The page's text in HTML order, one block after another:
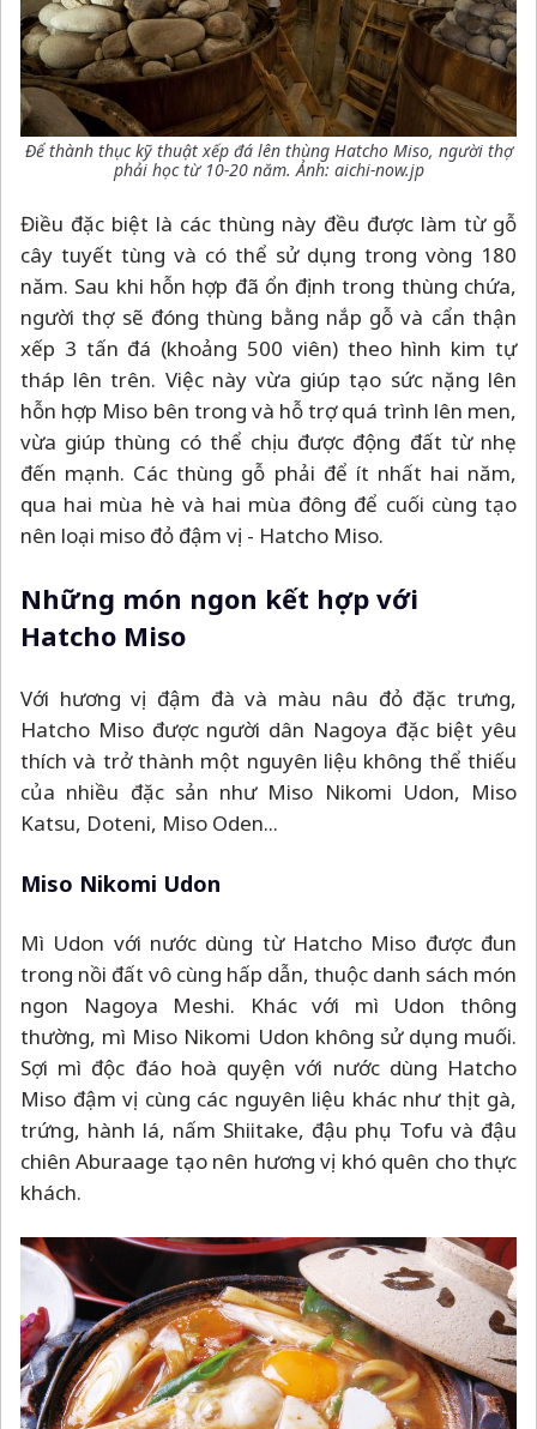
Để thành thục kỹ thuật xếp đá lên thùng Hatcho Miso, người thợ
phải học từ 10-20 năm. Ảnh: aichi-now.jp
Điều đặc biệt là các thùng này đều được làm từ gỗ
cây tuyết tùng và có thể sử dụng trong vòng 180
năm. Sau khi hỗn hợp đã ổn định trong thùng chứa,
người thợ sẽ đóng thùng bằng nắp gỗ và cẩn thận
xếp 3 tấn đá (khoảng 500 viên) theo hình kim tự
tháp lên trên. Việc này vừa giúp tạo sức nặng lên
hỗn hợp Miso bên trong và hỗ trợ quá trình lên men,
vừa giúp thùng có thể chịu được động đất từ nhẹ
đến mạnh. Các thùng gỗ phải để ít nhất hai năm,
qua hai mùa hè và hai mùa đông để cuối cùng tạo
nên loại miso đỏ đậm vị - Hatcho Miso.
Những món ngon kết hợp với
Hatcho Miso
Với hương vị đậm đà và màu nâu đỏ đặc trưng,
Hatcho Miso được người dân Nagoya đặc biệt yêu
thích và trở thành một nguyên liệu không thể thiếu
của nhiều đặc sản như Miso Nikomi Udon, Miso
Katsu, Doteni, Miso Oden...
Miso Nikomi Udon
Mì Udon với nước dùng từ Hatcho Miso được đun
trong nồi đất vô cùng hấp dẫn, thuộc danh sách món
ngon Nagoya Meshi. Khác với mì Udon thông
thường, mì Miso Nikomi Udon không sử dụng muối.
Sợi mì độc đáo hoà quyện với nước dùng Hatcho
Miso đậm vị cùng các nguyên liệu khác như thịt gà,
trứng, hành lá, nấm Shiitake, đậu phụ Tofu và đậu
chiên Aburaage tạo nên hương vị khó quên cho thực
khách.